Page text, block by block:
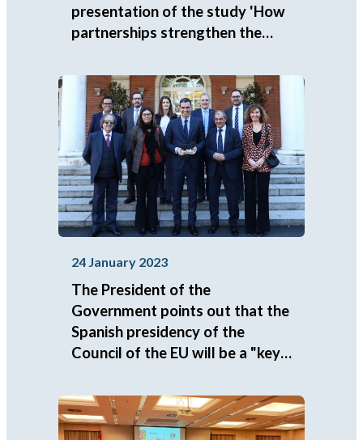
presentation of the study 'How
partnerships strengthen the
24 January 2023
The President of the
Government points out that the
Spanish presidency of the
Council of the EU will be a "key"
economy at the center of
Europe's agenda